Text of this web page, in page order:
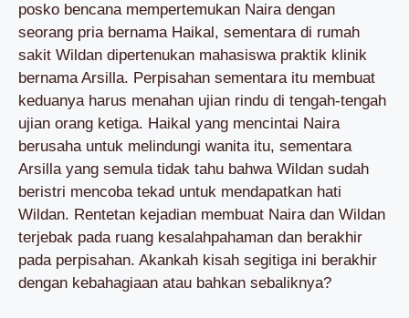
posko bencana mempertemukan Naira dengan
seorang pria bernama Haikal, sementara di rumah
sakit Wildan dipertenukan mahasiswa praktik klinik
bernama Arsilla. Perpisahan sementara itu membuat
keduanya harus menahan ujian rindu di tengah-tengah
ujian orang ketiga. Haikal yang mencintai Naira
berusaha untuk melindungi wanita itu, sementara
Arsilla yang semula tidak tahu bahwa Wildan sudah
beristri mencoba tekad untuk mendapatkan hati
Wildan. Rentetan kejadian membuat Naira dan Wildan
terjebak pada ruang kesalahpahaman dan berakhir
pada perpisahan. Akankah kisah segitiga ini berakhir
dengan kebahagiaan atau bahkan sebaliknya?